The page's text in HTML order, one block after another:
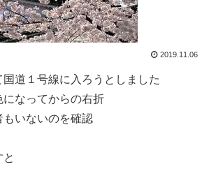
2019.11.06
道１号線に入ろうとしました
なってからの右折
いないのを確認